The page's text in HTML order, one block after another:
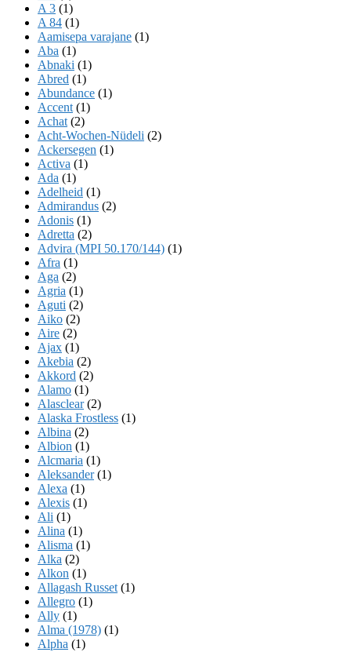
A 3 (1)
A 84 (1)
Aamisepa varajane (1)
Aba (1)
Abnaki (1)
Abred (1)
Abundance (1)
Accent (1)
Achat (2)
Acht-Wochen-Nüdeli (2)
Ackersegen (1)
Activa (1)
Ada (1)
Adelheid (1)
Admirandus (2)
Adonis (1)
Adretta (2)
Advira (MPI 50.170/144) (1)
Afra (1)
Aga (2)
Agria (1)
Aguti (2)
Aiko (2)
Aire (2)
Ajax (1)
Akebia (2)
Akkord (2)
Alamo (1)
Alasclear(2)
Alaska Frostless (1)
Albina (2)
Albion (1)
Alcmaria (1)
Aleksander(1)
Alexa (1)
Alexis (1)
Ali (1)
Alina (1)
Alisma (1)
Alka (2)
Alkon (1)
Allagash Russet (1)
Allegro (1)
Ally (1)
Alma (1978) (1)
Alpha (1)